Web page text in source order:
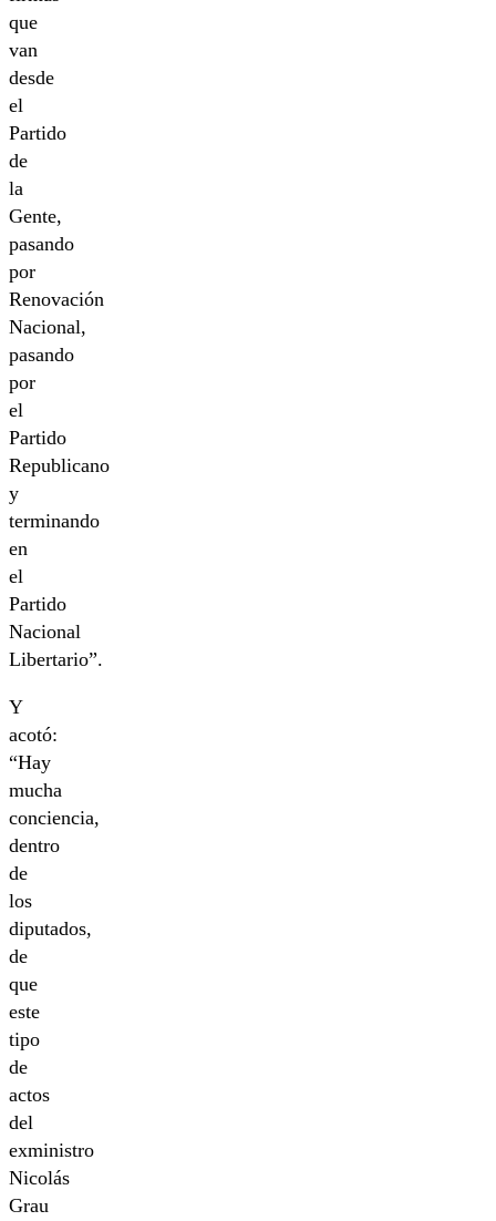
que
van
desde
el
Partido
de
la
Gente,
pasando
por
Renovación
Nacional,
pasando
por
el
Partido
Republicano
y
terminando
en
el
Partido
Nacional
Libertario”.
Y
acotó:
“Hay
mucha
conciencia,
dentro
de
los
diputados,
de
que
este
tipo
de
actos
del
exministro
Nicolás
Grau